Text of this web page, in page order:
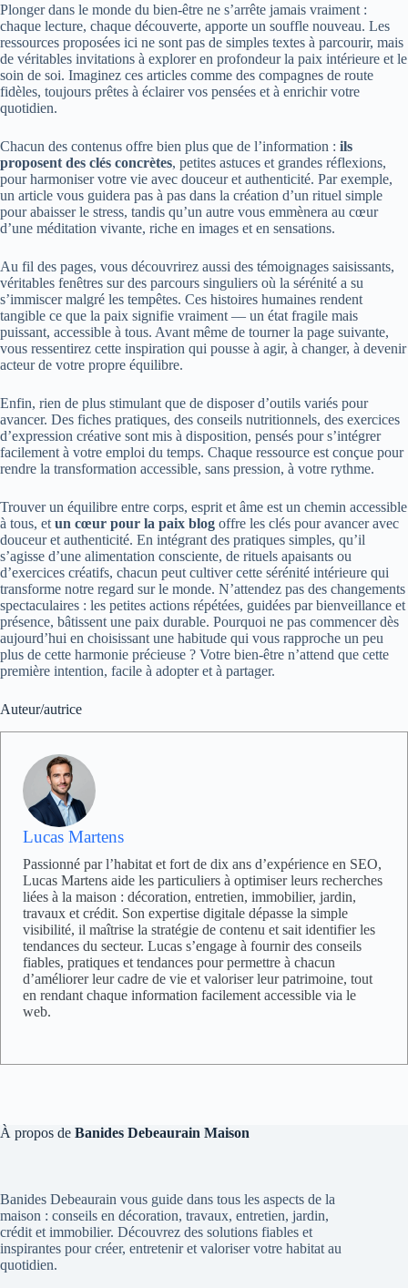
Plonger dans le monde du bien-être ne s’arrête jamais vraiment :
chaque lecture, chaque découverte, apporte un souffle nouveau. Les
ressources proposées ici ne sont pas de simples textes à parcourir, mais
de véritables invitations à explorer en profondeur la paix intérieure et le
soin de soi. Imaginez ces articles comme des compagnes de route
fidèles, toujours prêtes à éclairer vos pensées et à enrichir votre
quotidien.
Chacun des contenus offre bien plus que de l’information : ils
proposent des clés concrètes, petites astuces et grandes réflexions,
pour harmoniser votre vie avec douceur et authenticité. Par exemple,
un article vous guidera pas à pas dans la création d’un rituel simple
pour abaisser le stress, tandis qu’un autre vous emmènera au cœur
d’une méditation vivante, riche en images et en sensations.
Au fil des pages, vous découvrirez aussi des témoignages saisissants,
véritables fenêtres sur des parcours singuliers où la sérénité a su
s’immiscer malgré les tempêtes. Ces histoires humaines rendent
tangible ce que la paix signifie vraiment — un état fragile mais
puissant, accessible à tous. Avant même de tourner la page suivante,
vous ressentirez cette inspiration qui pousse à agir, à changer, à devenir
acteur de votre propre équilibre.
Enfin, rien de plus stimulant que de disposer d’outils variés pour
avancer. Des fiches pratiques, des conseils nutritionnels, des exercices
d’expression créative sont mis à disposition, pensés pour s’intégrer
facilement à votre emploi du temps. Chaque ressource est conçue pour
rendre la transformation accessible, sans pression, à votre rythme.
Trouver un équilibre entre corps, esprit et âme est un chemin accessible
à tous, et un cœur pour la paix blog offre les clés pour avancer avec
douceur et authenticité. En intégrant des pratiques simples, qu’il
s’agisse d’une alimentation consciente, de rituels apaisants ou
d’exercices créatifs, chacun peut cultiver cette sérénité intérieure qui
transforme notre regard sur le monde. N’attendez pas des changements
spectaculaires : les petites actions répétées, guidées par bienveillance et
présence, bâtissent une paix durable. Pourquoi ne pas commencer dès
aujourd’hui en choisissant une habitude qui vous rapproche un peu
plus de cette harmonie précieuse ? Votre bien-être n’attend que cette
première intention, facile à adopter et à partager.
Auteur/autrice
Lucas Martens
Passionné par l’habitat et fort de dix ans d’expérience en SEO,
Lucas Martens aide les particuliers à optimiser leurs recherches
liées à la maison : décoration, entretien, immobilier, jardin,
travaux et crédit. Son expertise digitale dépasse la simple
visibilité, il maîtrise la stratégie de contenu et sait identifier les
tendances du secteur. Lucas s’engage à fournir des conseils
fiables, pratiques et tendances pour permettre à chacun
d’améliorer leur cadre de vie et valoriser leur patrimoine, tout
en rendant chaque information facilement accessible via le
web.
À propos de Banides Debeaurain Maison
Banides Debeaurain vous guide dans tous les aspects de la
maison : conseils en décoration, travaux, entretien, jardin,
crédit et immobilier. Découvrez des solutions fiables et
inspirantes pour créer, entretenir et valoriser votre habitat au
quotidien.